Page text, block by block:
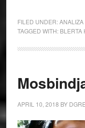
FILED UNDER:ANALIZA
TAGGED WITH: BLERTA
APRIL 10, 2018 BY